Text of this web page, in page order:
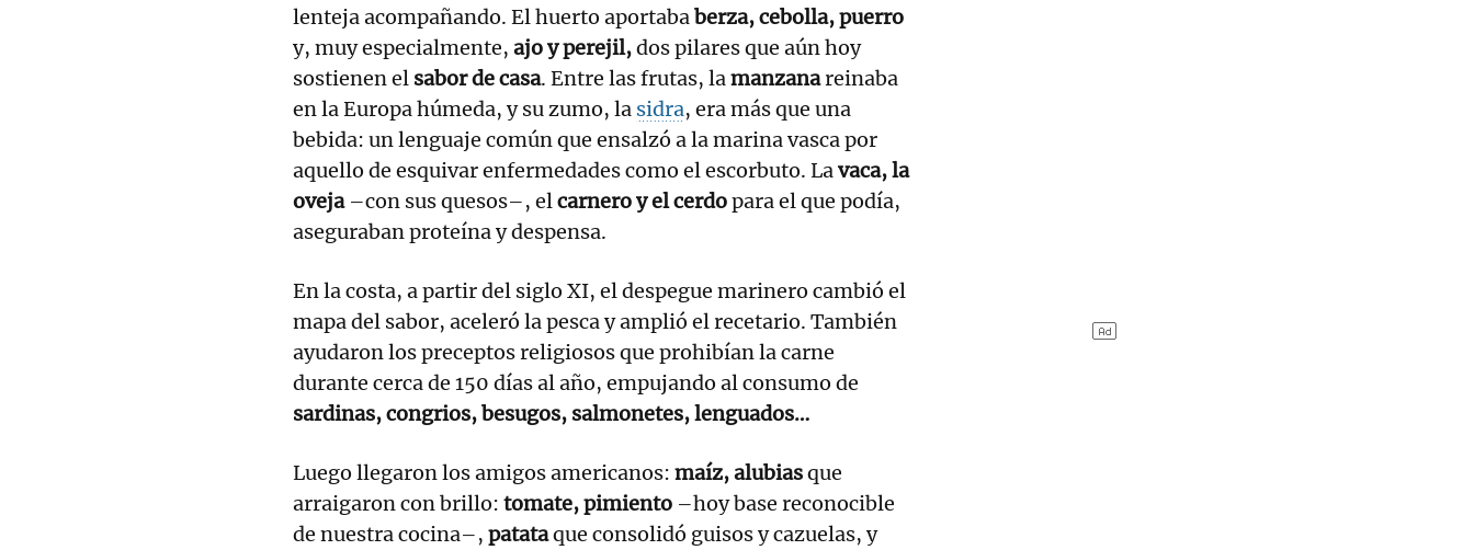
lenteja acompañando. El huerto aportababerza, cebolla, puerro
y, muy especialmente, ajo y perejil,dos pilares que aún hoy
sostienen el sabor de casa. Entre las frutas, lamanzanareinaba
en la Europa húmeda, y su zumo, la sidra, era más que una
bebida: un lenguaje común que ensalzó a la marina vasca por
aquello de esquivar enfermedades como el escorbuto. Lavaca, la
oveja–con sus quesos–, elcarnero y el cerdopara el que podía,
aseguraban proteína y despensa.
En la costa, a partir del siglo XI, el despegue marinero cambió el
mapa del sabor, aceleró la pesca y amplió el recetario. También
ayudaron los preceptos religiosos que prohibían la carne
durante cerca de 150 días al año, empujando al consumo de
sardinas, congrios, besugos, salmonetes, lenguados…
Luego llegaron los amigos americanos: maíz, alubiasque
arraigaron con brillo: tomate, pimiento –hoy base reconocible
de nuestra cocina–, patataque consolidó guisos y cazuelas, y